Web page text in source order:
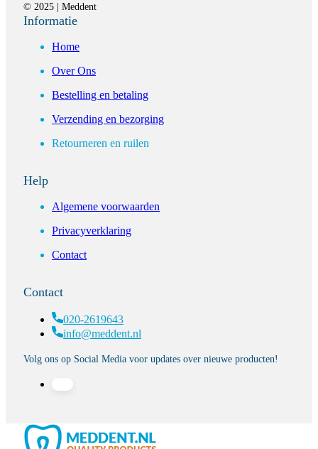
© 2025 | Meddent
Informatie
Home
Over Ons
Bestelling en betaling
Verzending en bezorging
Retourneren en ruilen
Help
Algemene voorwaarden
Privacyverklaring
Contact
Contact
020-2619643
info@meddent.nl
Volg ons op Social Media voor updates over nieuwe producten!